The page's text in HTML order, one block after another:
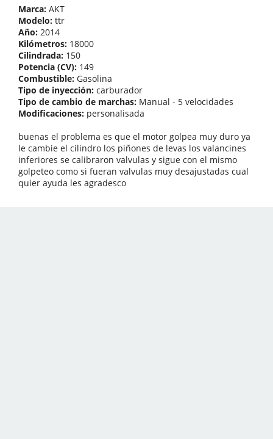
Marca: AKT
Modelo: ttr
Año: 2014
Kilómetros: 18000
Cilindrada: 150
Potencia (CV): 149
Combustible: Gasolina
Tipo de inyección: carburador
Tipo de cambio de marchas: Manual - 5 velocidades
Modificaciones: personalisada
buenas el problema es que el motor golpea muy duro ya
le cambie el cilindro los piñones de levas los valancines
inferiores se calibraron valvulas y sigue con el mismo
golpeteo como si fueran valvulas muy desajustadas cual
quier ayuda les agradesco